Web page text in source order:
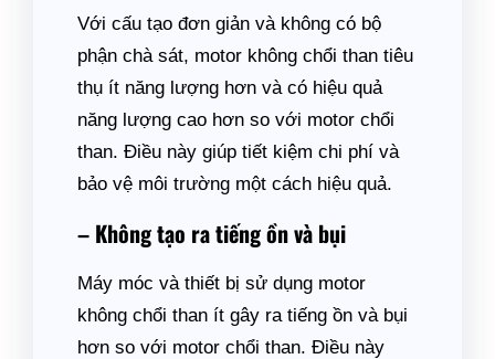
Với cấu tạo đơn giản và không có bộ
phận chà sát, motor không chổi than tiêu
thụ ít năng lượng hơn và có hiệu quả
năng lượng cao hơn so với motor chổi
than. Điều này giúp tiết kiệm chi phí và
bảo vệ môi trường một cách hiệu quả.
– Không tạo ra tiếng ồn và bụi
Máy móc và thiết bị sử dụng motor
không chổi than ít gây ra tiếng ồn và bụi
hơn so với motor chổi than. Điều này